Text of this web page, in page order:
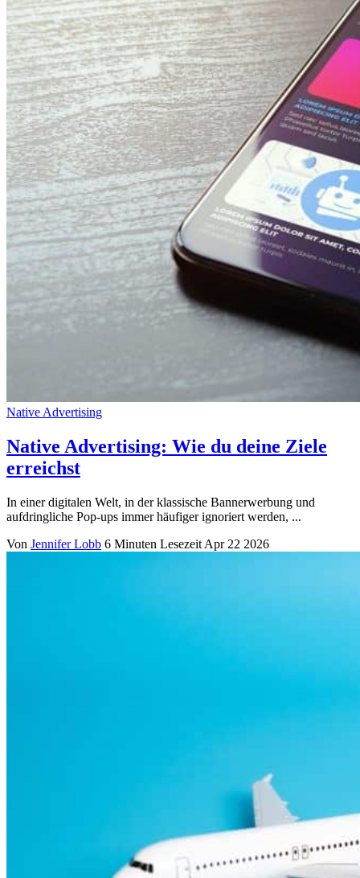
Native Advertising
Native Advertising: Wie du deine Ziele
erreichst
In einer digitalen Welt, in der klassische Bannerwerbung und
aufdringliche Pop-ups immer häufiger ignoriert werden, ...
Von Jennifer Lobb 6 Minuten Lesezeit Apr 22 2026